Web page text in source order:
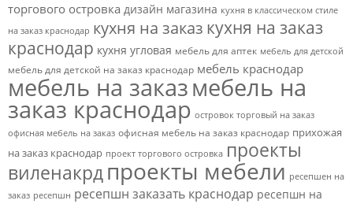
торгового островка дизайн магазина кухня в классическом стиле
на заказ краснодар кухня на заказ кухня на заказ
краснодар кухня угловая мебель для аптек мебель для детской
мебель для детской на заказ краснодар мебель краснодар
мебель на заказмебель на
заказ краснодар островок торговый на заказ
офисная мебель на заказ офисная мебель на заказ краснодар прихожая
на заказ краснодар проект торгового островка проекты
виленакрдпроекты мебели ресепшен на
заказ ресепшн ресепшн заказать краснодар ресепшн на